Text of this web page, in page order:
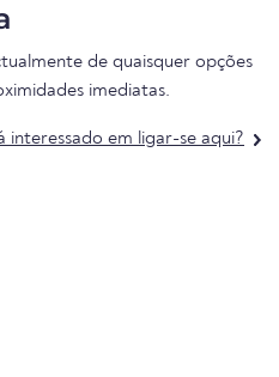
de quaisquer opções
imediatas.
interessado em ligar-se aqui?